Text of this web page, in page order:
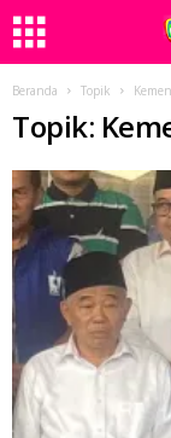
Beranda Topik
Topik: